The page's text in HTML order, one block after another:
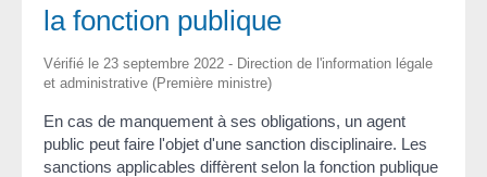
la fonction publique
Vérifié le 23 septembre 2022 - Direction de l'information légale
et administrative (Première ministre)
En cas de manquement à ses obligations, un agent
public peut faire l'objet d'une sanction disciplinaire. Les
sanctions applicables diffèrent selon la fonction publique